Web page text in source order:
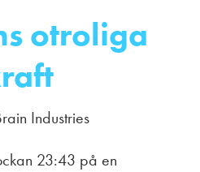
otroliga
Industries
23:43 på en